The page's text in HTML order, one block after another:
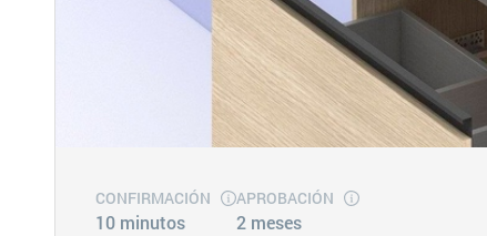
CONFIRMACIÓN
10 minutos
APROBACIÓN
2 meses